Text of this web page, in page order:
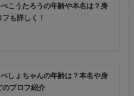
こうたろうの年齢や本名は？身
も詳しく！
しょちゃんの年齢は？本名や身
のプロフ紹介